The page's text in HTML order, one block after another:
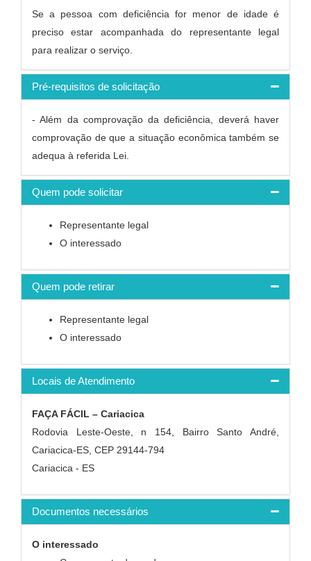
Se a pessoa com deficiência for menor de idade é
preciso estar acompanhada do representante legal
para realizar o serviço.
Pré-requisitos de solicitação
- Além da comprovação da deficiência, deverá haver
comprovação de que a situação econômica também se
adequa à referida Lei.
Quem pode solicitar
Representante legal
O interessado
Quem pode retirar
Representante legal
O interessado
Locais de Atendimento
FAÇA FÁCIL – Cariacica
Rodovia Leste-Oeste, n 154, Bairro Santo André,
Cariacica-ES, CEP 29144-794
Cariacica - ES
Documentos necessários
O interessado